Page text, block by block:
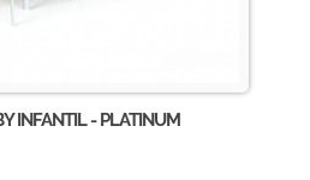
INFANTIL - PLATINUM